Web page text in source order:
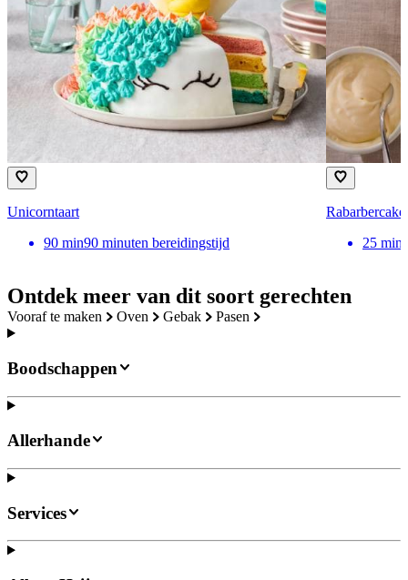
Ontdek meer van dit soort gerechten
vooraf te maken oven gebak pasen
Unicorntaart
90 min90 minuten bereidingstijd
25 min
Boodschappen
Allerhande
Services